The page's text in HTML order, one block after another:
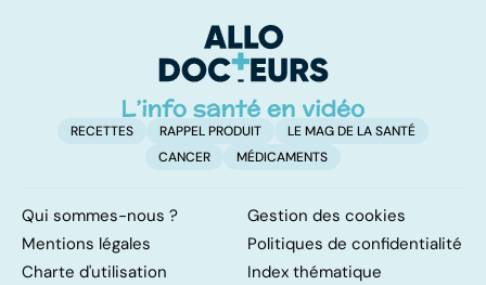
RECETTES RAPPEL PRODUIT
LE MAG DE LA SANTÉ
CANCER
MÉDICAMENTS
Qui sommes-nous ?
Gestion des cookies
Mentions légales
Politiques de confidentialité
Charte d'utilisation
Index thématique